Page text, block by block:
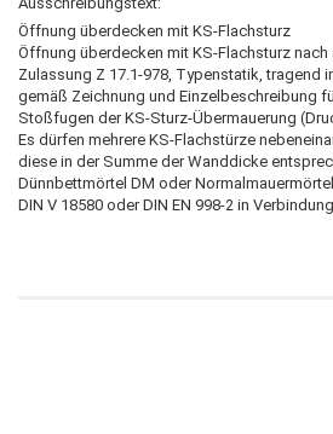
Öffnung überdecken mit KS-Flachsturz
Öffnung überdecken mit KS-Flachsturz
Zulassung Z 17.1-978, Typenstatik, tragend
gemäß Zeichnung und Einzelbeschreibung
Stoßfugen der KS-Sturz-Übermauerung
Es dürfen mehrere KS-Flachstürze
diese in der Summe der Wanddicke
Dünnbettmörtel DM oder
DIN V 18580 oder DIN EN 998-2 in